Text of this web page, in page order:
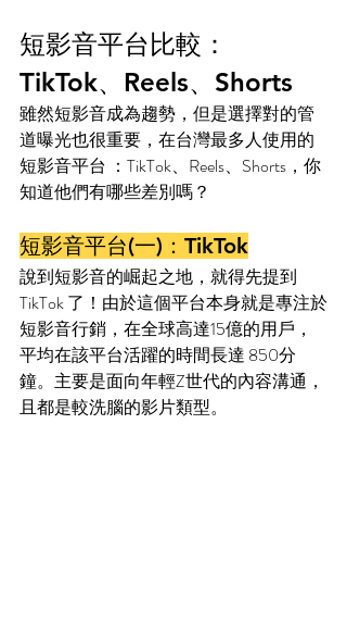
短影音平台比較：
TikTok、Reels、Shorts
雖然短影音成為趨勢，但是選擇對的管
道曝光也很重要，在台灣最多人使用的
短影音平台 ：TikTok、Reels、Shorts，你
知道他們有哪些差別嗎？
短影音平台(一)：TikTok
說到短影音的崛起之地，就得先提到
TikTok 了！由於這個平台本身就是專注於
短影音行銷，在全球高達15億的用戶，
平均在該平台活躍的時間長達 850分
鐘。主要是面向年輕Z世代的內容溝通，
且都是較洗腦的影片類型。